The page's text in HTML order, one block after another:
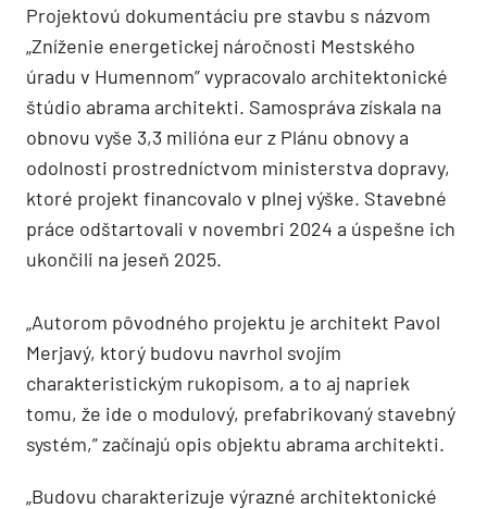
Projektovú dokumentáciu pre stavbu s názvom
„Zníženie energetickej náročnosti Mestského
úradu v Humennom” vypracovalo architektonické
štúdio abrama architekti. Samospráva získala na
obnovu vyše 3,3 milióna eur z Plánu obnovy a
odolnosti prostredníctvom ministerstva dopravy,
ktoré projekt financovalo v plnej výške. Stavebné
práce odštartovali v novembri 2024 a úspešne ich
ukončili na jeseň 2025.
„Autorom pôvodného projektu je architekt Pavol
Merjavý, ktorý budovu navrhol svojím
charakteristickým rukopisom, a to aj napriek
tomu, že ide o modulový, prefabrikovaný stavebný
systém,” začínajú opis objektu abrama architekti.
„Budovu charakterizuje výrazné architektonické